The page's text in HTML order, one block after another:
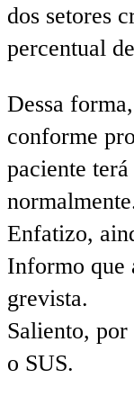
dos setores
percentual
Dessa
conforme
paciente
Enfatizo,
Informo que
grevista.
Saliento,
o SUS.